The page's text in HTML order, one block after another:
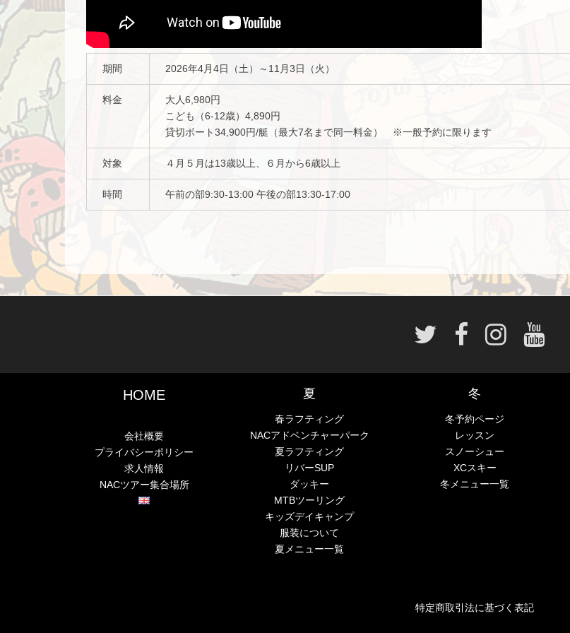
期間 2026年4月4日（土）～11月3日（火）
料金
大人6,980円
こども（6-12歳）4,890円
貸切ボート34,900円/艇（最大7名まで同一料金） ※一般予約に限ります
対象 ４月５月は13歳以上、６月から6歳以上
時間 午前の部9:30-13:00 午後の部13:30-17:00
HOME
会社概要
プライバシーポリシー
求人情報
NACツアー集合場所
夏
春ラフティング
NACアドベンチャーパーク
夏ラフティング
リバーSUP
ダッキー
MTBツーリング
キッズデイキャンプ
服装について
夏メニュー一覧
冬
冬予約ページ
レッスン
スノーシュー
XCスキー
冬メニュー一覧
特定商取引法に基づく表記